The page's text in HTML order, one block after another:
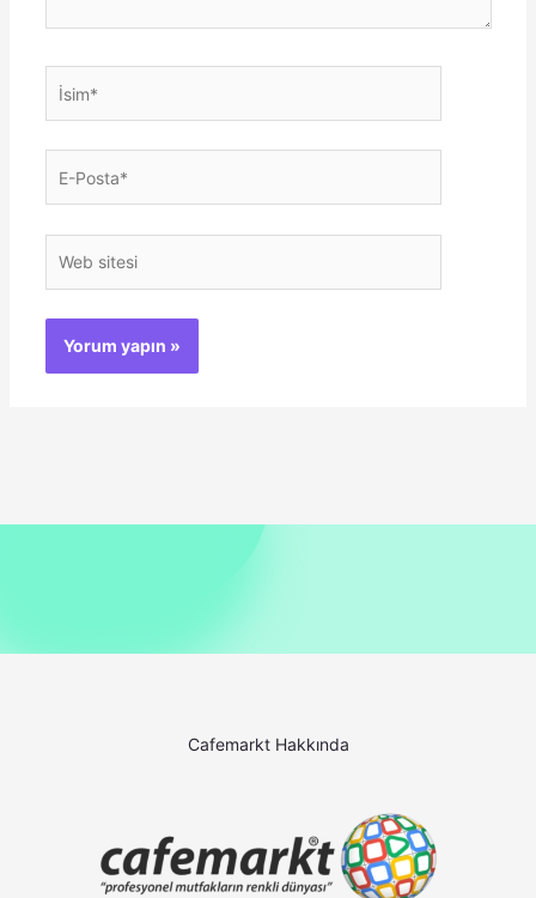
Posta*
sitesi
Cafemarkt Hakkında